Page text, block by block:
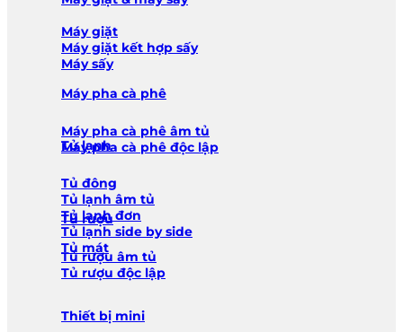
Máy giặt
Máy giặt kết hợp sấy
Máy sấy
Máy pha cà phê
Máy pha cà phê âm tủ
Máy pha cà phê độc lập
Tủ lạnh
Tủ đông
Tủ lạnh âm tủ
Tủ lạnh đơn
Tủ lạnh side by side
Tủ mát
Tủ rượu
Tủ rượu âm tủ
Tủ rượu độc lập
Thiết bị mini